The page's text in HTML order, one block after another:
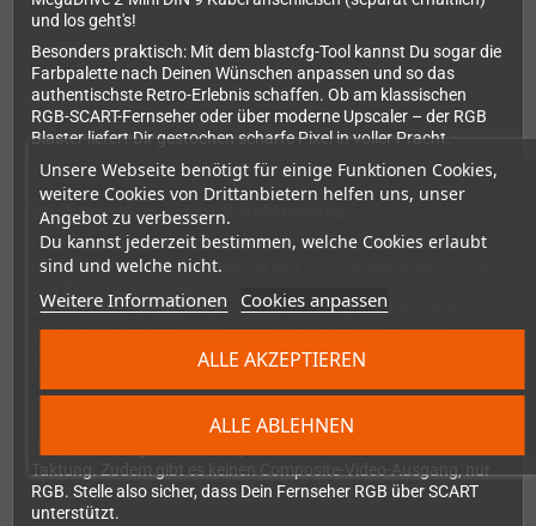
Unsere Webseite benötigt für einige Funktionen Cookies,
weitere Cookies von Drittanbietern helfen uns, unser
Angebot zu verbessern.
Du kannst jederzeit bestimmen, welche Cookies erlaubt
sind und welche nicht.
Weitere Informationen Cookies anpassen
ALLE ABLEHNEN
ALLE AKZEPTIEREN
und los geht's!
Besonders praktisch: Mit dem blastcfg-Tool kannst Du sogar die
Farbpalette nach Deinen Wünschen anpassen und so das
authentischste Retro-Erlebnis schaffen. Ob am klassischen
RGB-SCART-Fernseher oder über moderne Upscaler – der RGB
Blaster liefert Dir gestochen scharfe Pixel in voller Pracht.
Wichtige Kompatibilitätshinweise
Bitte beachte: Der RGB Blaster funktioniert nicht mit allen
Famicom-Konsolen. Modelle mit den PPU-Varianten RP2C02B
vor RP2C02D werden nicht unterstützt. Prüfe daher unbedingt
vor der Bestellung, welche PPU-Version in Deiner Konsole
verbaut ist. Eine Übersicht verschiedenerPPU-Revisionen
Klone oder modifizierte Systeme sind nicht kompatibel, es sei
Taktung. Zudem gibt es keinen Composite-Video-Ausgang, nur
RGB. Stelle also sicher, dass Dein Fernseher RGB über SCART
unterstützt.